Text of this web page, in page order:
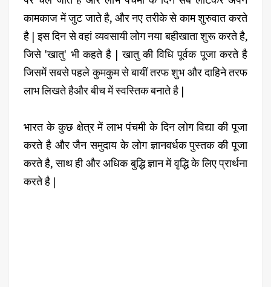
कामकाज में जुट जाते है, और नए तरीके से काम शुरुवात करते
है | इस दिन से वहां व्यवसायी लोग नया बहीखाता शुरू करते है,
जिसे 'खातु' भी कहते है | खातु की विधि पूर्वक पूजा करते है
जिसमें सबसे पहले कुमकुम से बायीं तरफ शुभ और दाहिने तरफ
लाभ लिखते हैऔर बीच में स्वस्तिक बनाते है |
भारत के कुछ क्षेत्र में लाभ पंचमी के दिन लोग विद्या की पूजा
करते है और जैन समुदाय के लोग ज्ञानवर्धक पुस्तक की पूजा
करते है, साथ ही और अधिक बुद्धि ज्ञान में वृद्धि के लिए प्रार्थना
करते है |